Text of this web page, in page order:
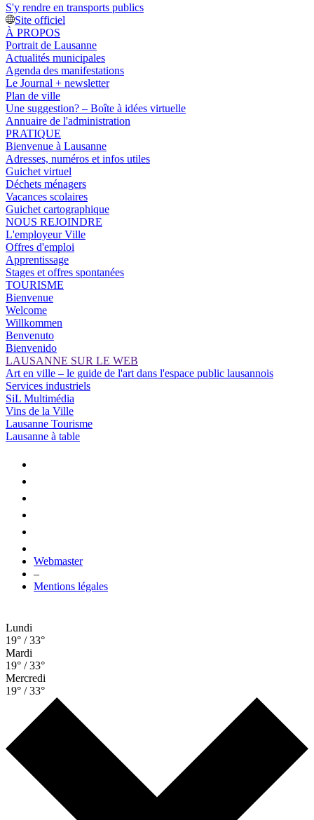
S'y rendre en transports publics
Site officiel
À PROPOS
Portrait de Lausanne
Actualités municipales
Agenda des manifestations
Le Journal + newsletter
Plan de ville
Une suggestion? – Boîte à idées virtuelle
Annuaire de l'administration
PRATIQUE
Bienvenue à Lausanne
Adresses, numéros et infos utiles
Guichet virtuel
Déchets ménagers
Vacances scolaires
Guichet cartographique
NOUS REJOINDRE
L'employeur Ville
Offres d'emploi
Apprentissage
Stages et offres spontanées
TOURISME
Bienvenue
Welcome
Willkommen
Benvenuto
Bienvenido
LAUSANNE SUR LE WEB
Art en ville – le guide de l'art dans l'espace public lausannois
Services industriels
SiL Multimédia
Vins de la Ville
Lausanne Tourisme
Lausanne à table
Webmaster
–
Mentions légales
Lundi
19° / 33°
Mardi
19° / 33°
Mercredi
19° / 33°